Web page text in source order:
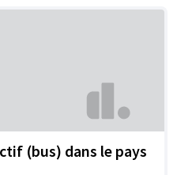
(bus) dans le pays